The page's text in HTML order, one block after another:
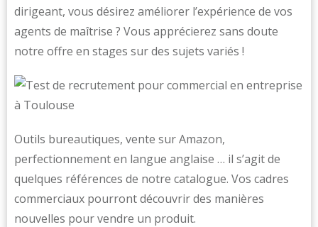
dirigeant, vous désirez améliorer l’expérience de vos
agents de maîtrise ? Vous apprécierez sans doute
notre offre en stages sur des sujets variés !
Outils bureautiques, vente sur Amazon,
perfectionnement en langue anglaise … il s’agit de
quelques références de notre catalogue. Vos cadres
commerciaux pourront découvrir des manières
nouvelles pour vendre un produit.